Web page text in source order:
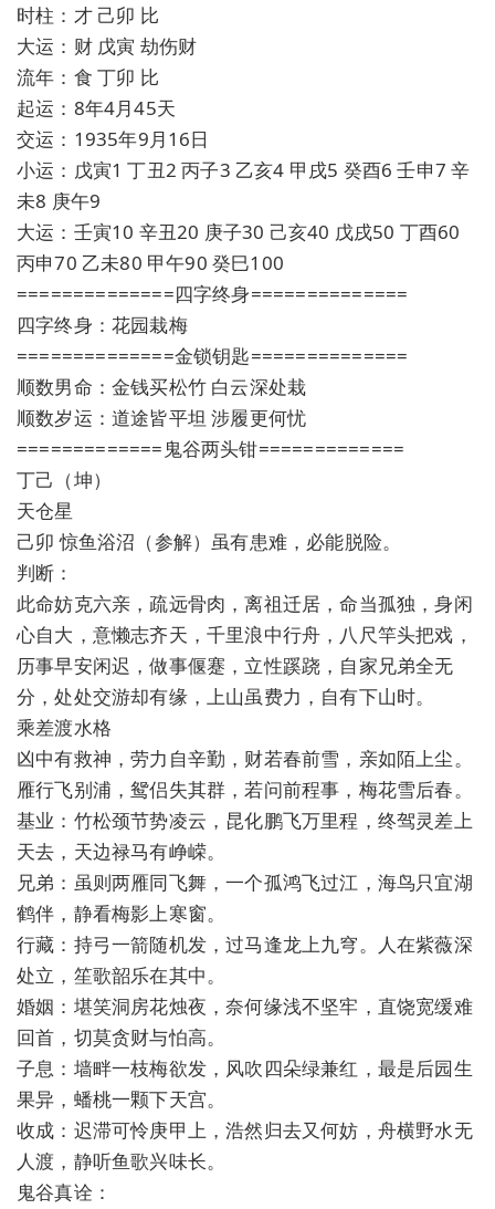
时柱：才 己卯 比
大运：财 戊寅 劫伤财
流年：食 丁卯 比
起运：8年4月45天
交运：1935年9月16日
小运：戊寅1 丁丑2 丙子3 乙亥4 甲戌5 癸酉6 壬申7 辛
未8 庚午9
大运：壬寅10 辛丑20 庚子30 己亥40 戊戌50 丁酉60
丙申70 乙未80 甲午90 癸巳100
==============四字终身==============
四字终身：花园栽梅
==============金锁钥匙==============
顺数男命：金钱买松竹 白云深处栽
顺数岁运：道途皆平坦 涉履更何忧
=============鬼谷两头钳=============
丁己（坤）
天仓星
己卯 惊鱼浴沼（参解）虽有患难，必能脱险。
判断：
此命妨克六亲，疏远骨肉，离祖迁居，命当孤独，身闲
心自大，意懒志齐天，千里浪中行舟，八尺竿头把戏，
历事早安闲迟，做事偃蹇，立性蹊跷，自家兄弟全无
分，处处交游却有缘，上山虽费力，自有下山时。
乘差渡水格
凶中有救神，劳力自辛勤，财若春前雪，亲如陌上尘。
雁行飞别浦，鸳侣失其群，若问前程事，梅花雪后春。
基业：竹松颈节势凌云，昆化鹏飞万里程，终驾灵差上
天去，天边禄马有峥嵘。
兄弟：虽则两雁同飞舞，一个孤鸿飞过江，海鸟只宜湖
鹤伴，静看梅影上寒窗。
行藏：持弓一箭随机发，过马逢龙上九穹。人在紫薇深
处立，笙歌韶乐在其中。
婚姻：堪笑洞房花烛夜，奈何缘浅不坚牢，直饶宽缓难
回首，切莫贪财与怕高。
子息：墙畔一枝梅欲发，风吹四朵绿兼红，最是后园生
果异，蟠桃一颗下天宫。
收成：迟滞可怜庚甲上，浩然归去又何妨，舟横野水无
人渡，静听鱼歌兴味长。
鬼谷真诠：